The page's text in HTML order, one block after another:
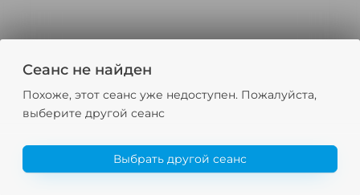
Сеанс не найден
Похоже, этот сеанс уже недоступен. Пожалуйста,
выберите другой сеанс
Выбрать другой сеанс